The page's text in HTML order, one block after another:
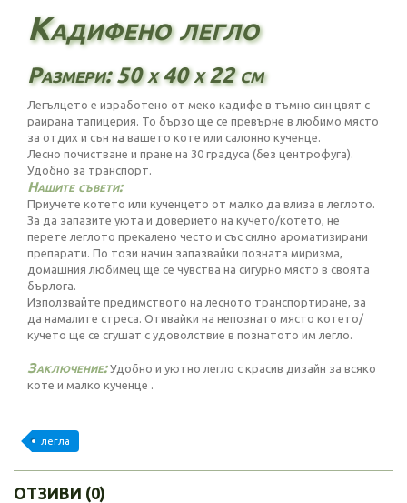
Кадифено легло
Размери: 50 х 40 х 22 см
Легълцето е изработено от меко кадифе в тъмно син цвят с
раирана тапицерия. То бързо ще се превърне в любимо място
за отдих и сън на вашето коте или салонно кученце.
Лесно почистване и пране на 30 градуса (без центрофуга).
Удобно за транспорт.
Нашите съвети:
Приучете котето или кученцето от малко да влиза в леглото.
За да запазите уюта и доверието на кучето/котето, не
перете леглото прекалено често и със силно ароматизирани
препарати. По този начин запазвайки позната миризма,
домашния любимец ще се чувства на сигурно място в своята
бърлога.
Използвайте предимството на лесното транспортиране, за
да намалите стреса. Отивайки на непознато място котето/
кучето ще се сгушат с удоволствие в познатото им легло.
Заключение:Удобно и уютно легло с красив дизайн за всяко
коте и малко кученце .
легла
ОТЗИВИ (0)